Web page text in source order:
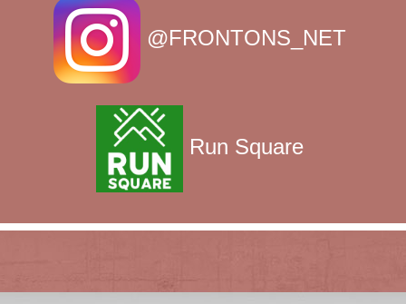
@FRONTONS_NET
Run Square